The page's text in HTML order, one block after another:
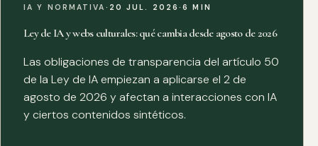
IA Y NORMATIVA · 20 JUL. 2026·6 MIN
Ley de IA y webs culturales: qué cambia desde agosto de 2026
Las obligaciones de transparencia del artículo 50
de la Ley de IA empiezan a aplicarse el 2 de
agosto de 2026 y afectan a interacciones con IA
y ciertos contenidos sintéticos.